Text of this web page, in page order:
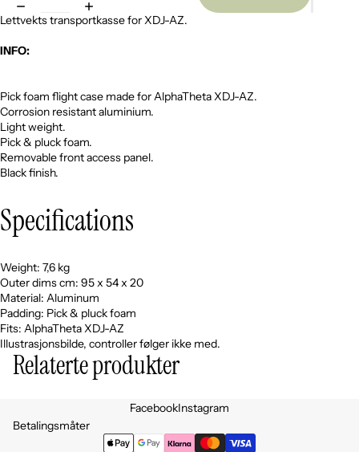
Lettvekts transportkasse for XDJ-AZ.
INFO:
Pick foam flight case made for AlphaTheta XDJ-AZ.
Corrosion resistant aluminium.
Light weight.
Pick & pluck foam.
Removable front access panel.
Black finish.
Specifications
Weight: 7,6 kg
Outer dims cm: 95 x 54 x 20
Material: Aluminum
Padding: Pick & pluck foam
Fits: AlphaTheta XDJ-AZ
Illustrasjonsbilde, controller følger ikke med.
Relaterte produkter
FacebookInstagram
Betalingsmåter